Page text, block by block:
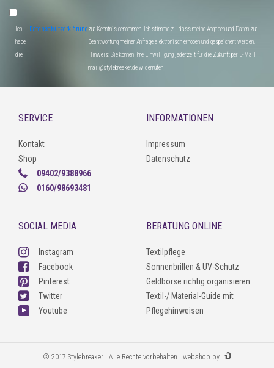
Ich
habe
die
Datenschutzerklärungzur Kenntnis genommen. Ich stimme zu, dass meine Angaben und Daten zur
Beantwortung meiner Anfrage elektronisch erhoben und gespeichert werden.
Hinweis: Sie können Ihre Einwilligung jederzeit für die Zukunft per E-Mail
mail@stylebreaker.de widerrufen
SERVICE
Kontakt
Shop
09402/9388966
0160/98693481
INFORMATIONEN
Impressum
Datenschutz
SOCIAL MEDIA
Instagram
Facebook
Pinterest
Twitter
Youtube
BERATUNG ONLINE
Textilpflege
Sonnenbrillen & UV-Schutz
Geldbörse richtig organisieren
Textil-/ Material-Guide mit
Pflegehinweisen
© 2017 Stylebreaker | Alle Rechte vorbehalten | webshop by